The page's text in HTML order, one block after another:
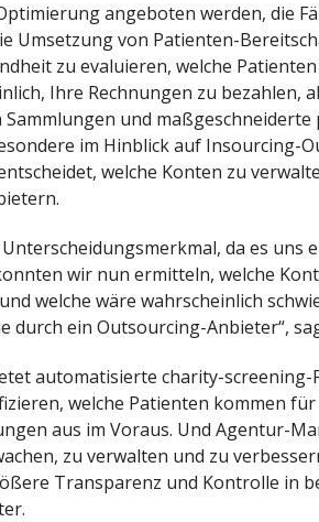
angeboten werden, die
Umsetzung von Patienten-
zu evaluieren, welche
Ihre Rechnungen zu bezahlen,
und maßgeschneiderte
im Hinblick auf Insourcing-
welche Konten zu
da es uns
wir nun ermitteln, welche
welche wäre wahrscheinlich
durch ein Outsourcing-Anbieter“,
automatisierte charity-screening-
welche Patienten kommen
aus im Voraus. Und Agentur-
zu verwalten und zu
Transparenz und Kontrolle in